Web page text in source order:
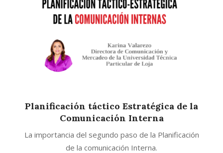
Planificación táctico Estratégica de la
Comunicación Interna
La importancia del segundo paso de la Planificación
de la comunicación Interna.